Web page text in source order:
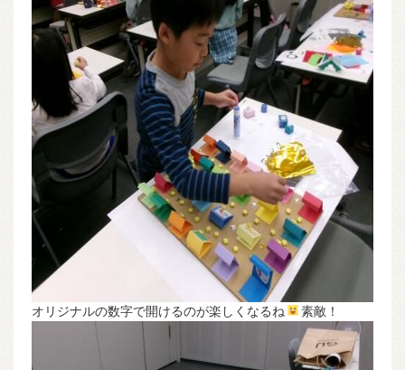
オリジナルの数字で開けるのが楽しくなるね 素敵！